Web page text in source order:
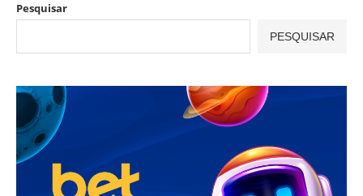
Pesquisar
PESQUISAR